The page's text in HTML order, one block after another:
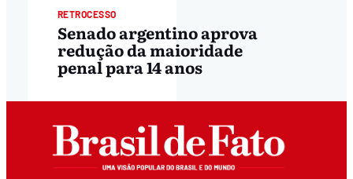
RETROCESSO
Senado argentino aprova
redução da maioridade
penal para 14 anos